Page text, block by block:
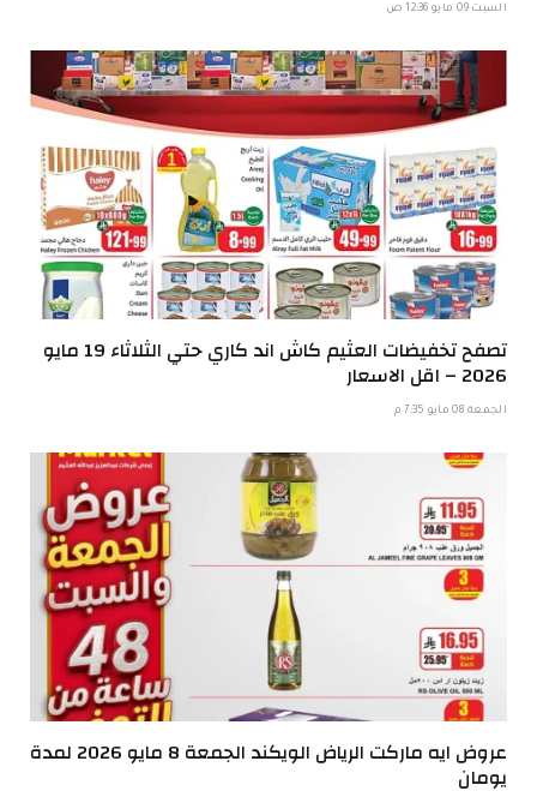
السبت 09 مايو 12:36 ص
تصفح تخفيضات العثيم كاش اند كاري حتي الثلاثاء 19 مايو
2026 – اقل الاسعار
الجمعة 08 مايو 7:35 م
عروض ايه ماركت الرياض الويكند الجمعة 8 مايو 2026 لمدة
يومان